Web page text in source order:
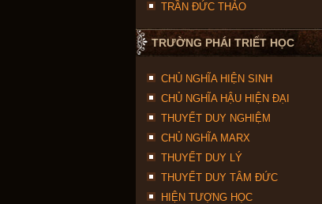
TRẦN ĐỨC THẢO
TRƯỜNG PHÁI TRIẾT HỌC
CHỦ NGHĨA HIỆN SINH
CHỦ NGHĨA HẬU HIỆN ĐẠI
THUYẾT DUY NGHIỆM
CHỦ NGHĨA MARX
THUYẾT DUY LÝ
THUYẾT DUY TÂM ĐỨC
HIỆN TƯỢNG HỌC